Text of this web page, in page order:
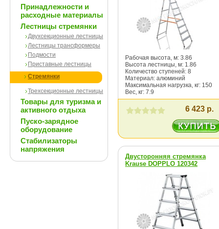
Принадлежности и
расходные материалы
Лестницы стремянки
Двухсекционные лестницы
Лестницы трансформеры
Подмости
Приставные лестницы
Стремянки
Трехсекционные лестницы
Товары для туризма и
активного отдыха
Пуско-зарядное
оборудование
Стабилизаторы
напряжения
Рабочая высота, м: 3.86
Высота лестницы, м: 1.86
Количество ступеней: 8
Материал: алюминий
Максимальная нагрузка, кг: 150
Вес, кг: 7.9
6 423 р.
Двусторонняя стремянка
Krause DOPPLO 120342